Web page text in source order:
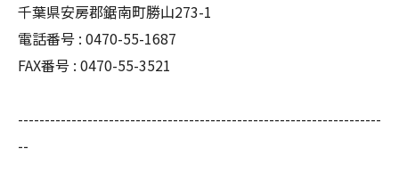
千葉県安房郡鋸南町勝山273-1
電話番号 : 0470-55-1687
FAX番号 : 0470-55-3521
--------------------------------------------------------------------
--